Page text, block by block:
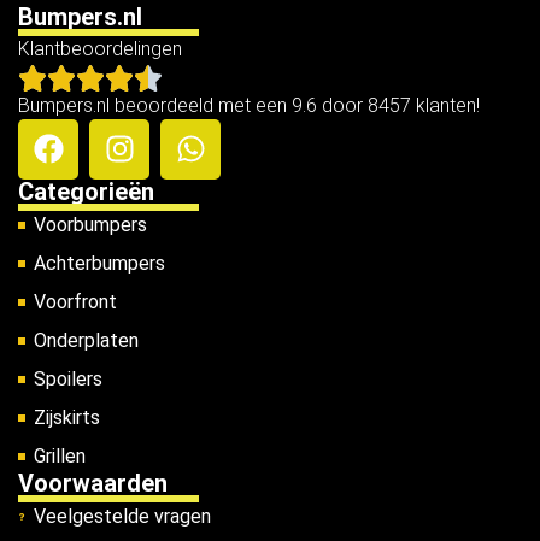
Bumpers.nl
Klantbeoordelingen
Bumpers.nl beoordeeld met een 9.6 door 8457 klanten!
Categorieën
Voorbumpers
Achterbumpers
Voorfront
Onderplaten
Spoilers
Zijskirts
Grillen
Voorwaarden
Veelgestelde vragen